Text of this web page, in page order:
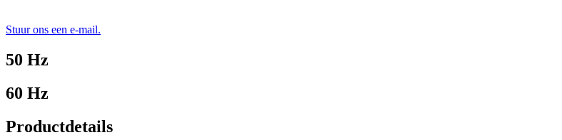
Stuur ons een e-mail.
50 Hz
60 Hz
Productdetails